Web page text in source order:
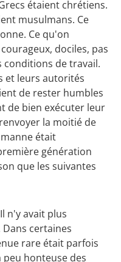
étaient chrétiens.
musulmans. Ce
Ce qu'on
dociles, pas
conditions de travail.
et leurs autorités
de rester humbles
de bien exécuter leur
la moitié de
était
génération
que les suivantes
n'y avait plus
certaines
rare était parfois
peu honteuse des